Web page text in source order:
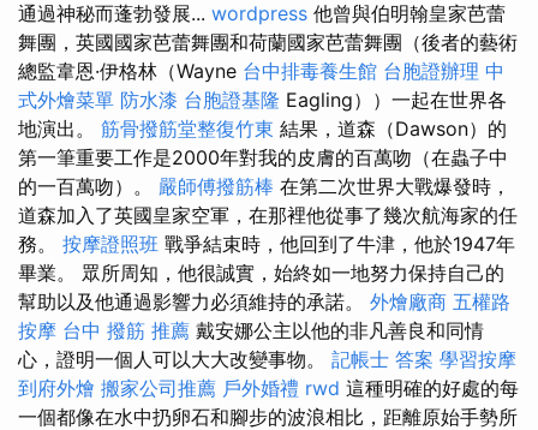
通過神秘而蓬勃發展... wordpress 他曾與伯明翰皇家芭蕾
舞團，英國國家芭蕾舞團和荷蘭國家芭蕾舞團（後者的藝術
總監韋恩·伊格林（Wayne 台中排毒養生館 台胞證辦理 中
式外燴菜單 防水漆 台胞證基隆 Eagling））一起在世界各
地演出。 筋骨撥筋堂整復竹東 結果，道森（Dawson）的
第一筆重要工作是2000年對我的皮膚的百萬吻（在蟲子中
的一百萬吻）。 嚴師傅撥筋棒 在第二次世界大戰爆發時，
道森加入了英國皇家空軍，在那裡他從事了幾次航海家的任
務。 按摩證照班 戰爭結束時，他回到了牛津，他於1947年
畢業。 眾所周知，他很誠實，始終如一地努力保持自己的
幫助以及他通過影響力必須維持的承諾。 外燴廠商 五權路
按摩 台中 撥筋 推薦 戴安娜公主以他的非凡善良和同情
心，證明一個人可以大大改變事物。 記帳士 答案 學習按摩
到府外燴 搬家公司推薦 戶外婚禮 rwd 這種明確的好處的每
一個都像在水中扔卵石和腳步的波浪相比，距離原始手勢所